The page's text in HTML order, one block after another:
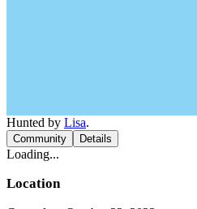
Hunted by Lisa.
Community Details
Loading...
Location